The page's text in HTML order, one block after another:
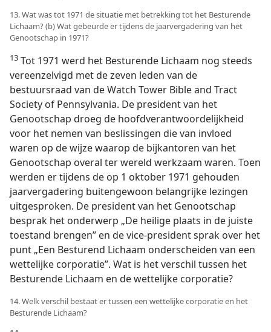
13. Wat was tot 1971 de situatie met betrekking tot het Besturende
Lichaam? (b) Wat gebeurde er tijdens de jaarvergadering van het
Genootschap in 1971?
13 Tot 1971 werd het Besturende Lichaam nog steeds
vereenzelvigd met de zeven leden van de
bestuursraad van de Watch Tower Bible and Tract
Society of Pennsylvania. De president van het
Genootschap droeg de hoofdverantwoordelijkheid
voor het nemen van beslissingen die van invloed
waren op de wijze waarop de bijkantoren van het
Genootschap overal ter wereld werkzaam waren. Toen
werden er tijdens de op 1 oktober 1971 gehouden
jaarvergadering buitengewoon belangrijke lezingen
uitgesproken. De president van het Genootschap
besprak het onderwerp „De heilige plaats in de juiste
toestand brengen” en de vice-president sprak over het
punt „Een Besturend Lichaam onderscheiden van een
wettelijke corporatie”. Wat is het verschil tussen het
Besturende Lichaam en de wettelijke corporatie?
14. Welk verschil bestaat er tussen een wettelijke corporatie en het
Besturende Lichaam?